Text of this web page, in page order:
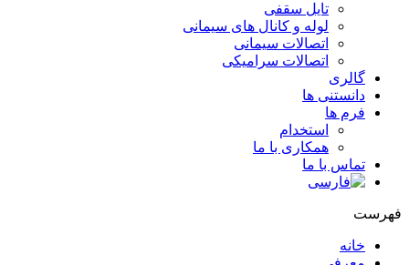
تایل سقفی
لوله و کانال های سیمانی
اتصالات سیمانی
اتصالات سرامیکی
گالری
دانستنی ها
فرم ها
استخدام
همکاری با ما
تماس با ما
فهرست
خانه